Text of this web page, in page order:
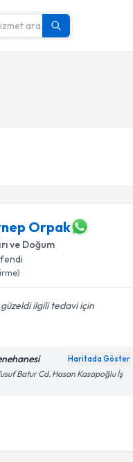
Orpak
ve Doğum
ilgili tedavi için
Haritada Göster
Batur Cd. Hasan Kasapoğlu İş